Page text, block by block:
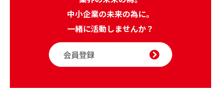
中小企業の未来の為に。
一緒に活動しませんか？
会員登録